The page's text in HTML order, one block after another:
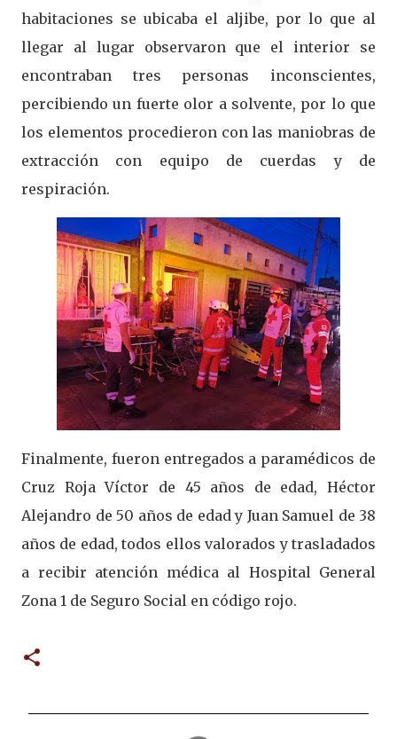
habitaciones se ubicaba el aljibe, por lo que al
llegar al lugar observaron que el interior se
encontraban tres personas inconscientes,
percibiendo un fuerte olor a solvente, por lo que
los elementos procedieron con las maniobras de
extracción con equipo de cuerdas y de
respiración.
Finalmente, fueron entregados a paramédicos de
Cruz Roja Víctor de 45 años de edad, Héctor
Alejandro de 50 años de edad y Juan Samuel de 38
años de edad, todos ellos valorados y trasladados
a recibir atención médica al Hospital General
Zona 1 de Seguro Social en código rojo.